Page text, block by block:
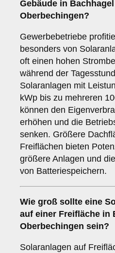
Gebäude in Bachhagel
Oberbechingen?
Gewerbebetriebe
besonders von
oft einen hohen
während der
Solaranlagen mit
kWp bis zu mehreren
können den
erhöhen und die
senken. Größere
Freiflächen bieten
größere Anlagen und
von Batteriespeichern.
Wie groß sollte eine
auf einer Freifläche in
Oberbechingen sein?
Solaranlagen auf